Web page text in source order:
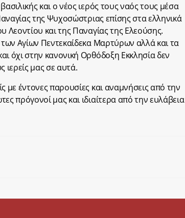
και ο νέος ιερός τους ναός τους μέσα
της Ψυχοσώστριας επίσης στα ελληνικά
Λεοντίου και της Παναγίας της Ελεούσης.
Αγίων Πεντεκαίδεκα Μαρτύρων αλλά και τα
όχι στην κανονική Ορθόδοξη Εκκλησία δεν
ιερείς μας σε αυτά.
με έντονες παρουσίες και αναμνήσεις από την
πρόγονοί μας και ιδιαίτερα από την ευλάβεια